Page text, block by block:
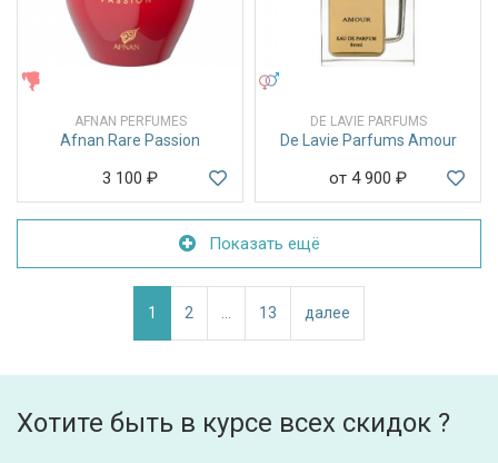
AFNAN PERFUMES
Afnan Rare Passion
3 100 ₽
DE LAVIE PARFUMS
De Lavie Parfums Amour
от 4 900 ₽
Показать ещё
1 2 13 далее
Хотите быть в курсе всех скидок ?